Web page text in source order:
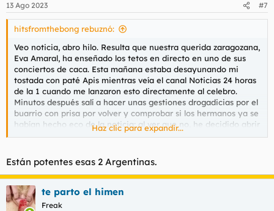
e
s
13 Ago 2023 #7
hitsfromthebong rebuznó:
Veo noticia, abro hilo. Resulta que nuestra querida zaragozana,
Eva Amaral, ha enseñado los tetos en directo en uno de sus
conciertos de caca. Esta mañana estaba desayunando mi
tostada con paté Apis mientras veía el canal Noticias 24 horas
de la 1 cuando me lanzaron esto directamente al celebro.
Minutos después salí a hacer unas gestiones drogadicias por el
buarrio con prisa por volver y comprobar si los hermanos ya se
habían hecho eco de la noticia; al ver que no, he decidido abrir
el hilo.
¿Cuántas pollas habrá puesto duras en cuestión de
nanosegundos entre la audiencia del concierto al no esperarse
semejante acto? ¿Cuántos y cuántas estarán ahora mismo
dedicándole pajotes? El mío va a caer tal como almuerce. Se
me ocurre que, además de los sabios comentarios de los
Haz clic para expandir...
Están potentes esas 2 Argentinas.
te parto el himen
Freak